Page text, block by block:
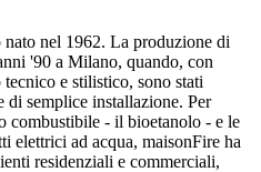
nel 1962. La produzione di
'90 a Milano, quando, con
e stilistico, sono stati
semplice installazione. Per
combustibile - il bioetanolo - e le
elettrici ad acqua, maisonFire ha
residenziali e commerciali,